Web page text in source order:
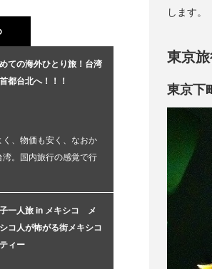
します。
東京
東京下
ての海外ひとり旅！台湾
都台北へ！！！
、物価も安く、なおか
。国内旅行の感覚で行
一人旅 in メキシコ メ
コ人が怖がる街メキシコ
ィー